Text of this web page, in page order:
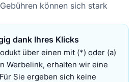
können sich stark
dank Ihres Klicks
über einen mit (*) oder (a)
Werbelink, erhalten wir eine
Sie ergeben sich keine